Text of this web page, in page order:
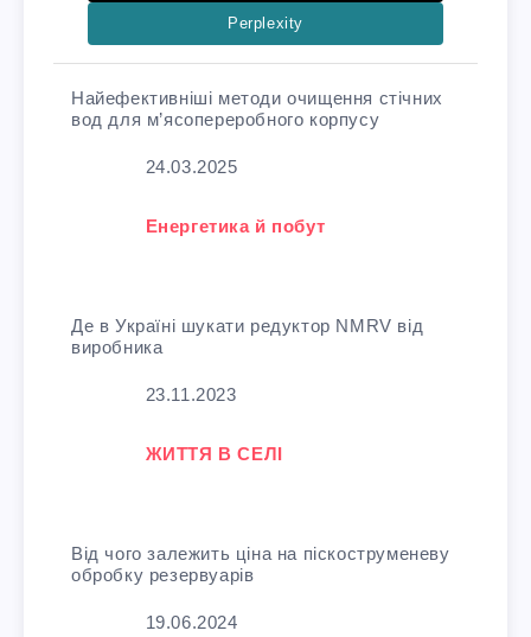
Perplexity
Найефективніші методи очищення стічних
вод для м’ясопереробного корпусу
24.03.2025
У зв'язку з тим, що
Енергетика й побут
Де в Україні шукати редуктор NMRV від
виробника
23.11.2023
У зв'язку з тим, що
ЖИТТЯ В СЕЛІ
Від чого залежить ціна на піскоструменеву
обробку резервуарів
19.06.2024